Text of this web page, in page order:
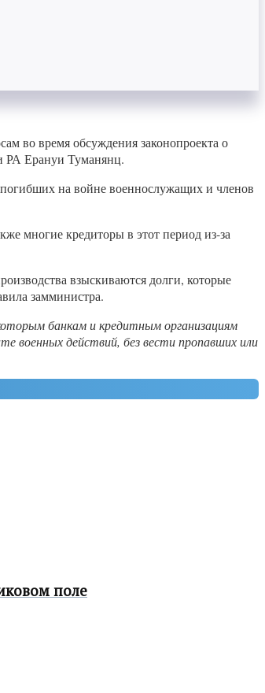
во время обсуждения законопроекта о
РА Ерануи Туманянц.
на войне военнослужащих и членов
многие кредиторы в этот период из-за
взыскиваются долги, которые
замминистра.
банкам и кредитным организациям
военных действий, без вести пропавших или
поле